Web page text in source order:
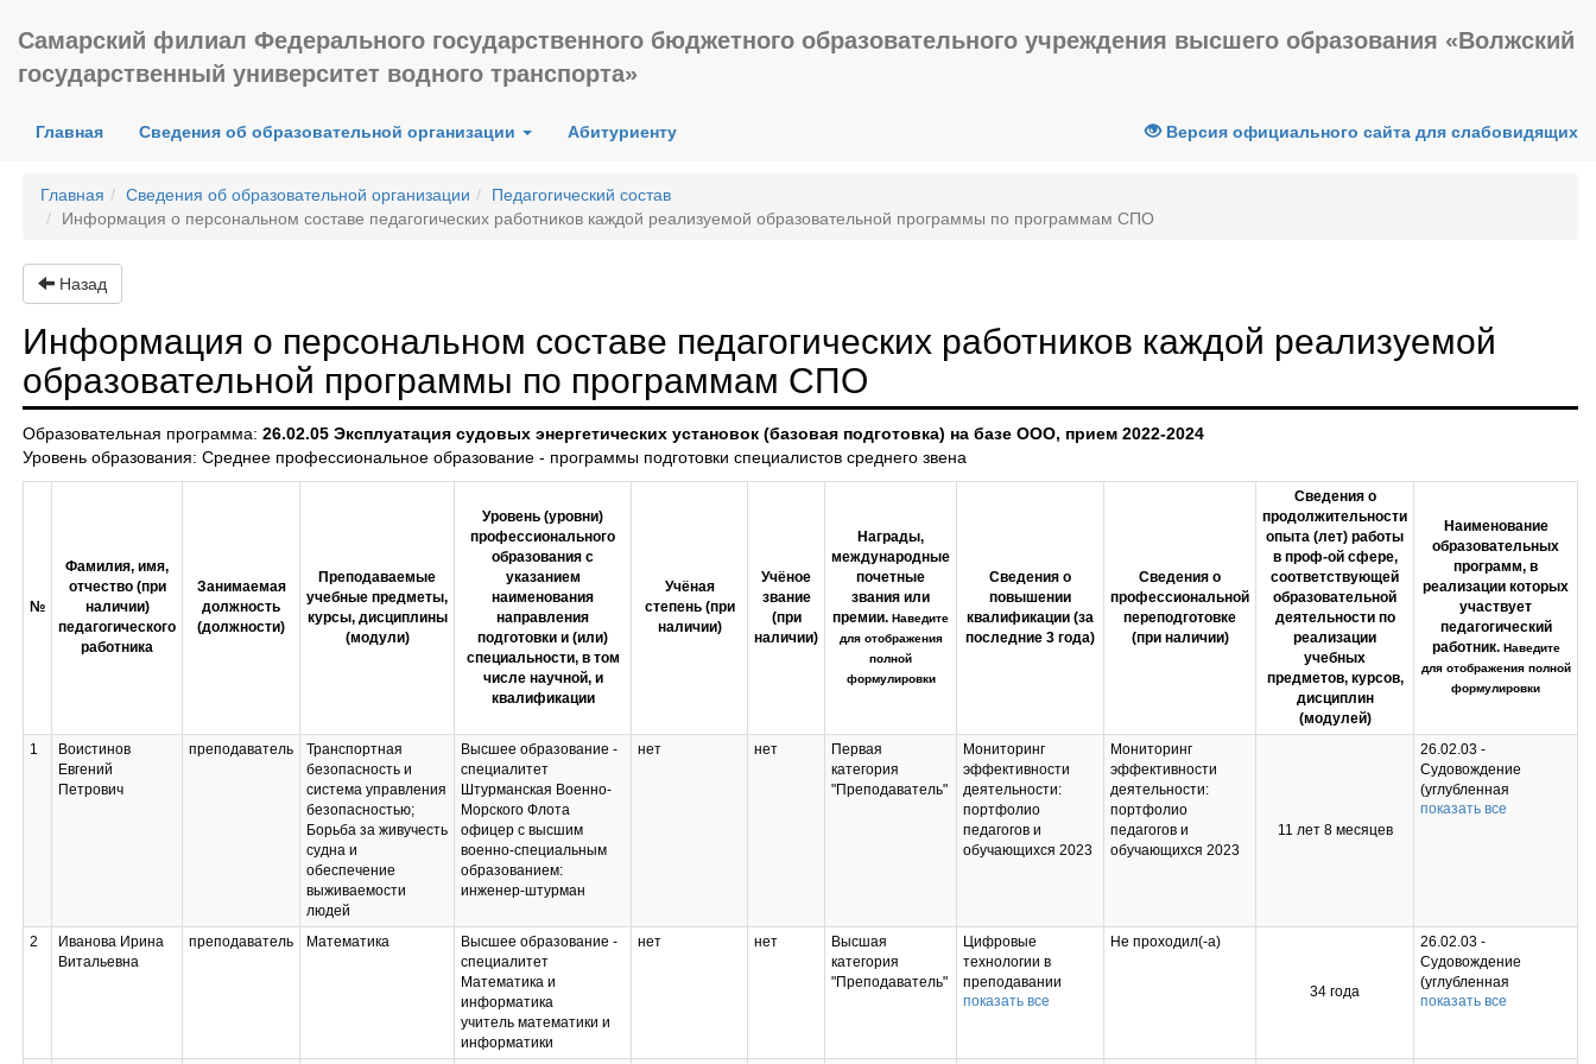
Самарский филиал Федерального государственного бюджетного образовательного учреждения высшего образования «Волжский
государственный университет водного транспорта»
Главная(current)Сведения об образовательной организации Абитуриенту Версия официального сайта для слабовидящих
Главная Сведения об образовательной организации
Педагогический состав
Информация о персональном составе педагогических работников каждой реализуемой образовательной программы по программам СПО
Назад
Информация о персональном составе педагогических работников каждой реализуемой
образовательной программы по программам СПО
Образовательная программа: 26.02.05 Эксплуатация судовых энергетических установок (базовая подготовка) на базе ООО, прием 2022-2024
Уровень образования: Среднее профессиональное образование - программы подготовки специалистов среднего звена
№
Фамилия, имя,
отчество (при
наличии)
педагогического
работника
Занимаемая
должность
(должности)
Преподаваемые
учебные предметы,
курсы, дисциплины
(модули)
Уровень (уровни)
профессионального
образования с
указанием
наименования
направления
подготовки и (или)
специальности, в том
числе научной, и
квалификации
Учёная
степень (при
наличии)
Учёное
звание
(при
наличии)
Награды,
международные
почетные
звания или
премии. Наведите
для отображения
полной
формулировки
Сведения о
повышении
квалификации (за
последние 3 года)
Сведения о
профессиональной
переподготовке
(при наличии)
Сведения о
продолжительности
опыта (лет) работы
в проф-ой сфере,
соответствующей
образовательной
деятельности по
реализации
учебных
предметов, курсов,
дисциплин
(модулей)
Наименование
образовательных
программ, в
реализации которых
участвует
педагогический
работник. Наведите
для отображения полной
формулировки
1
Воистинов
Евгений
Петрович
преподаватель
Транспортная
безопасность и
система управления
безопасностью;
Борьба за живучесть
судна и
обеспечение
выживаемости
людей
Высшее образование -
специалитет
Штурманская Военно-
Морского Флота
офицер с высшим
военно-специальным
образованием:
инженер-штурман
нет нет
Первая
категория
"Преподаватель"
Мониторинг
эффективности
деятельности:
портфолио
педагогов и
обучающихся 2023
Мониторинг
эффективности
деятельности:
портфолио
педагогов и
обучающихся 2023
11 лет 8 месяцев
26.02.03 -
Судовождение
(углубленная
подготовка)
Эксплуатация
судовых
энергетических
установок
показать все
2
Иванова Ирина
Витальевна
преподаватель Математика
Высшее образование -
специалитет
Математика и
информатика
учитель математики и
информатики
нет нет
Высшая
категория
"Преподаватель"
Цифровые
технологии в
преподавании
профильных
показать все
Не проходил(-а)
34 года
26.02.03 -
Судовождение
(углубленная
подготовка)
показать все